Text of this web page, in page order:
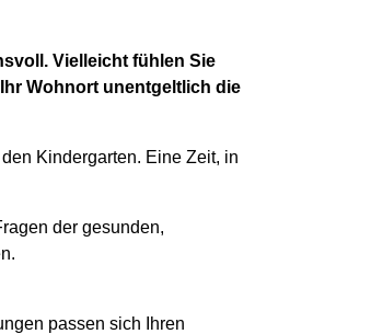
Vielleicht fühlen Sie
Wohnort unentgeltlich die
Kindergarten. Eine Zeit, in
der gesunden,
passen sich Ihren